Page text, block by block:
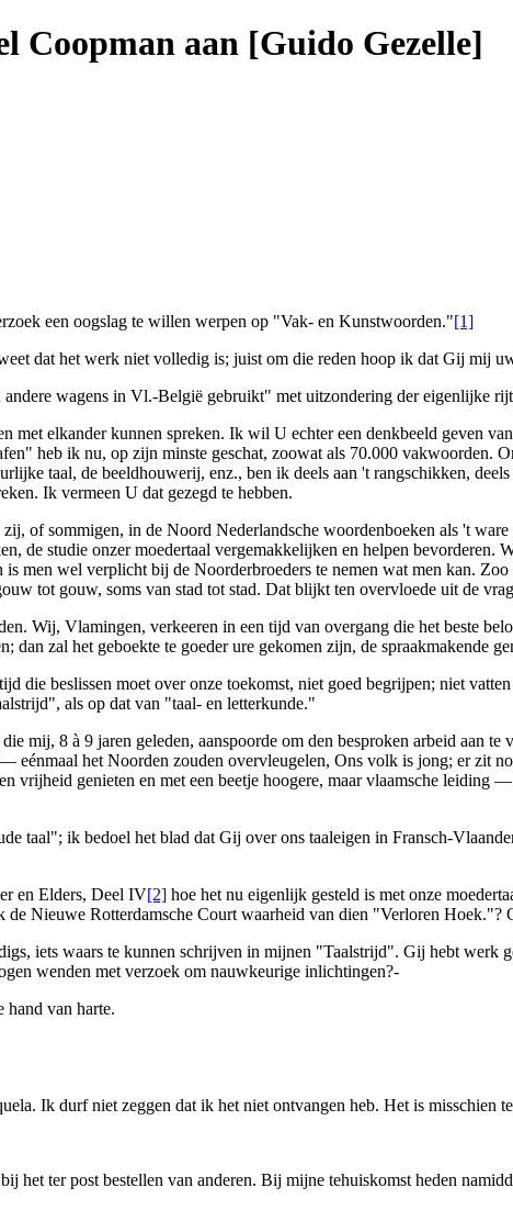
Coopman aan [Guido Gezelle]
een oogslag te willen werpen op "Vak- en Kunstwoorden."[1]
dat het werk niet volledig is; juist om die reden hoop ik dat Gij mij
wagens in Vl.-België gebruikt" met uitzondering der eigenlijke
met elkander kunnen spreken. Ik wil U echter een denkbeeld geven
" heb ik nu, op zijn minste geschat, zoowat als 70.000 vakwoorden.
taal, de beeldhouwerij, enz., ben ik deels aan 't rangschikken,
Ik vermeen U dat gezegd te hebben.
of sommigen, in de Noord Nederlandsche woordenboeken als 't
de studie onzer moedertaal vergemakkelijken en helpen bevorderen.
men wel verplicht bij de Noorderbroeders te nemen wat men kan.
tot gouw, soms van stad tot stad. Dat blijkt ten overvloede uit de
Wij, Vlamingen, verkeeren in een tijd van overgang die het beste
dan zal het geboekte te goeder ure gekomen zijn, de spraakmakende
die beslissen moet over onze toekomst, niet goed begrijpen; niet
als op dat van "taal- en letterkunde."
mij, 8 à 9 jaren geleden, aanspoorde om den besproken arbeid aan
eénmaal het Noorden zouden overvleugelen, Ons volk is jong; er zit
vrijheid genieten en met een beetje hoogere, maarvlaamsche leiding —
taal"; ik bedoel het blad dat Gij over ons taaleigen in Fransch-
en Elders, Deel IV[2] hoe het nu eigenlijk gesteld is met onze
de Nieuwe Rotterdamsche Court waarheid van dien "Verloren Hoek."?
iets waars te kunnen schrijven in mijnen "Taalstrijd". Gij hebt werk
wenden met verzoek om nauwkeurige inlichtingen?-
van harte.
. Ik durf niet zeggen dat ik het niet ontvangen heb. Het is misschien
het ter post bestellen van anderen. Bij mijne tehuiskomst heden